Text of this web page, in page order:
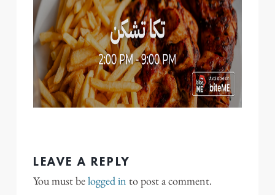
LEAVE A REPLY
You must belogged in to post a comment.